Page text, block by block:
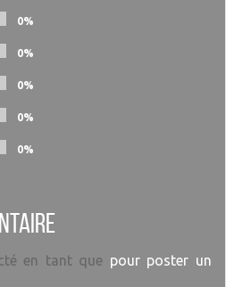
0%
0%
0%
0%
0%
en tant que pour poster un